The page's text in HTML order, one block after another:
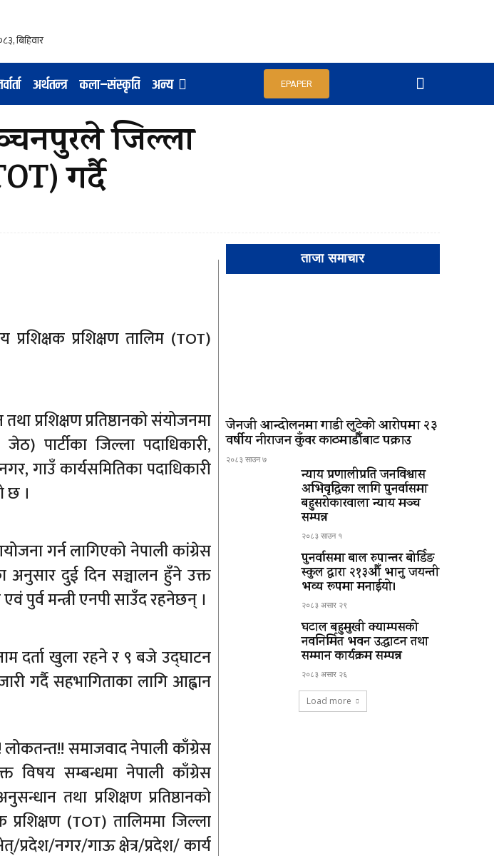
अर्थतन्त्र कला–संस्कृति अन्य EPAPER
जिल्ला
गर्दै
प्रशिक्षण तालिम (TOT)
प्रशिक्षण प्रतिष्ठानको संयोजनमा
पार्टीका जिल्ला पदाधिकारी,
गाउँ कार्यसमितिका पदाधिकारी
छ ।
गर्न लागिएको नेपाली कांग्रेस
अनुसार दुई दिन सञ्चालन हुँने उक्त
पुर्व मन्त्री एनपी साउँद रहनेछन् ।
दर्ता खुला रहने र ९ बजे उद्घाटन
गर्दै सहभागिताका लागि आह्वान
ताजा समाचार
जेनजी आन्दोलनमा गाडी लुटेको आरोपमा २३
वर्षीय नीराजन कुँवर काठमाडौँबाट पक्राउ
२०८३ साउन ७
न्याय प्रणालीप्रति जनविश्वास
अभिवृद्धिका लागि पुनर्वासमा
बहुसरोकारवाला न्याय मञ्च
सम्पन्न
२०८३ साउन १
पुनर्वासमा बाल रुपान्तर बोर्डिङ
स्कुल द्धारा २१३औँ भानु जयन्ती
भव्य रूपमा मनाईयो।
२०८३ असार २९
घटाल बहुमुखी क्याम्पसको
नवनिर्मित भवन उद्घाटन तथा
सम्मान कार्यक्रम सम्पन्न
२०८३ असार २६
Load more